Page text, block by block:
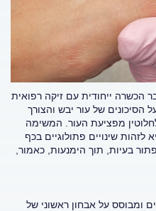
הכשרה ייחודית עם זיקה רפואית
הסיכונים של עור יבש והצורך
מפציעת העור. המשימה
שינויים פתולוגיים בכף
בעיות, תוך הימנעות, כאמור,
ומבוסס על אבחון ראשוני של